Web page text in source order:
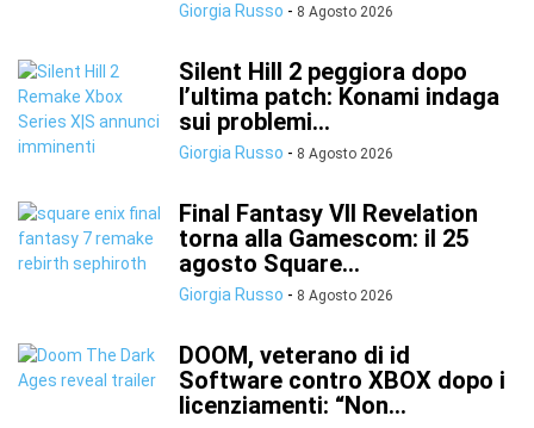
Giorgia Russo - 8 Agosto 2026
Silent Hill 2 peggiora dopo
l’ultima patch: Konami indaga
sui problemi...
Giorgia Russo - 8 Agosto 2026
Final Fantasy VII Revelation
torna alla Gamescom: il 25
agosto Square...
Giorgia Russo - 8 Agosto 2026
DOOM, veterano di id
Software contro XBOX dopo i
licenziamenti: “Non...